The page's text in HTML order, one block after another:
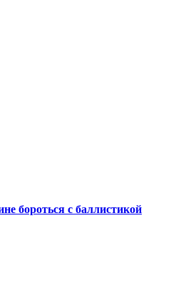
бороться с баллистикой